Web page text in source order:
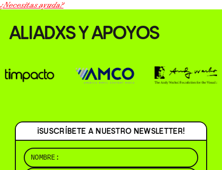
¿Necesitas ayuda?
ALIADXS Y APOYOS
¡SUSCRÍBETE A NUESTRO NEWSLETTER!